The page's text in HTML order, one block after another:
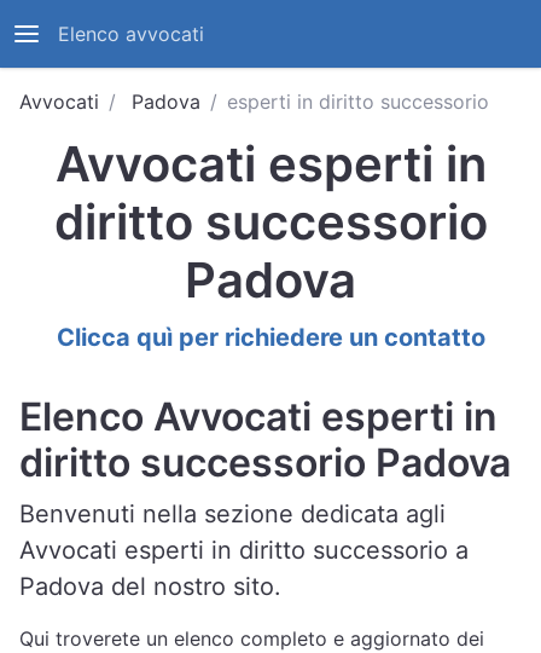
Elenco avvocati
Avvocati Padova esperti in diritto successorio
Avvocati esperti in
diritto successorio
Padova
Clicca quì per richiedere un contatto
Elenco Avvocati esperti in
diritto successorio Padova
Benvenuti nella sezione dedicata agli
Avvocati esperti in diritto successorio a
Padova del nostro sito.
Qui troverete un elenco completo e aggiornato dei